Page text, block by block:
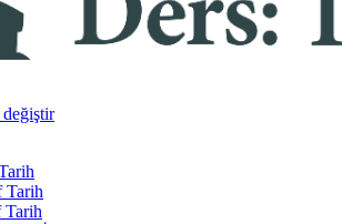
değiştir
Tarih
Tarih